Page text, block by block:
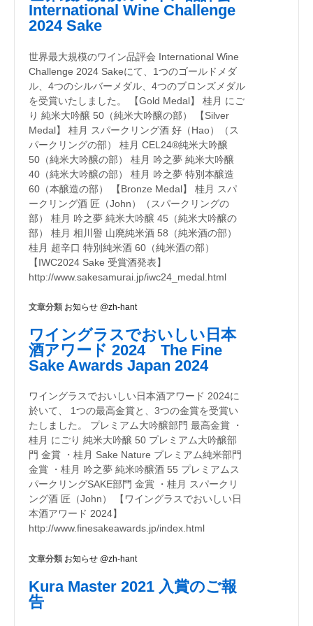
International Wine Challenge
2024 Sake
世界最大規模のワイン品評会 International Wine
Challenge 2024 Sakeにて、1つのゴールドメダ
ル、4つのシルバーメダル、4つのブロンズメダル
を受賞いたしました。 【Gold Medal】 桂月 にご
り 純米大吟醸 50（純米大吟醸の部） 【Silver
Medal】 桂月 スパークリング酒 好（Hao）（ス
パークリングの部） 桂月 CEL24®純米大吟醸
50（純米大吟醸の部） 桂月 吟之夢 純米大吟醸
40（純米大吟醸の部） 桂月 吟之夢 特別本醸造
60（本醸造の部） 【Bronze Medal】 桂月 スパ
ークリング酒 匠（John）（スパークリングの
部） 桂月 吟之夢 純米大吟醸 45（純米大吟醸の
部） 桂月 相川譽 山廃純米酒 58（純米酒の部）
桂月 超辛口 特別純米酒 60（純米酒の部）
【IWC2024 Sake 受賞酒発表】
http://www.sakesamurai.jp/iwc24_medal.html
文章分類 お知らせ @zh-hant
ワイングラスでおいしい日本
酒アワード 2024 The Fine
Sake Awards Japan 2024
ワイングラスでおいしい日本酒アワード 2024に
於いて、 1つの最高金賞と、3つの金賞を受賞い
たしました。 プレミアム大吟醸部門 最高金賞 ・
桂月 にごり 純米大吟醸 50 プレミアム大吟醸部
門 金賞 ・桂月 Sake Nature プレミアム純米部門
金賞 ・桂月 吟之夢 純米吟醸酒 55 プレミアムス
パークリングSAKE部門 金賞 ・桂月 スパークリ
ング酒 匠（John） 【ワイングラスでおいしい日
本酒アワード 2024】
http://www.finesakeawards.jp/index.html
文章分類 お知らせ @zh-hant
Kura Master 2021 入賞のご報
告